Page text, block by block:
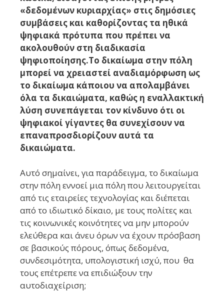
«δεδομένων κυριαρχίας» στις δημόσιες
συμβάσεις και καθορίζοντας τα ηθικά
ψηφιακά πρότυπα που πρέπει να
ακολουθούν στη διαδικασία
ψηφιοποίησης.Το δικαίωμα στην πόλη
μπορεί να χρειαστεί αναδιαμόρφωση ως
το δικαίωμα κάποιου να απολαμβάνει
όλα τα δικαιώματα, καθώς η εναλλακτική
λύση συνεπάγεται τον κίνδυνο ότι οι
ψηφιακοί γίγαντες θα συνεχίσουν να
επαναπροσδιορίζουν αυτά τα
δικαιώματα.
Αυτό σημαίνει, για παράδειγμα, το δικαίωμα
στην πόλη εννοεί μια πόλη που λειτουργείται
από τις εταιρείες τεχνολογίας και διέπεται
από το ιδιωτικό δίκαιο, με τους πολίτες και
τις κοινωνικές κοινότητες να μην μπορούν
ελεύθερα και άνευ όρων να έχουν πρόσβαση
σε βασικούς πόρους, όπως δεδομένα,
συνδεσιμότητα, υπολογιστική ισχύ, που θα
τους επέτρεπε να επιδιώξουν την
αυτοδιαχείριση;